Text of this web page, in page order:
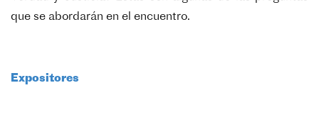
que se abordarán en el encuentro.
Expositores